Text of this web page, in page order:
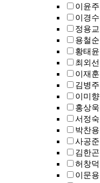
이윤주
이경수
정용교
용철순
황태윤
최외선
이재훈
김병주
이미향
홍상욱
서정숙
박찬용
사공준
김한곤
허창덕
이문용